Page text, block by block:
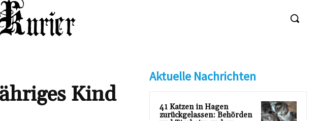
Kind
Aktuelle Nachrichten
41 Katzen in Hagen
zurückgelassen: Behörden